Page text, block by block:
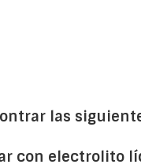
las
con electrolito